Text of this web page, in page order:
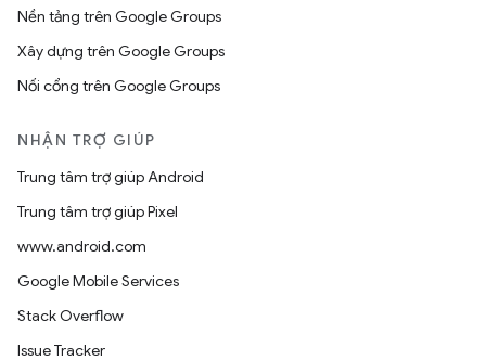
Nền tảng trên Google Groups
Xây dựng trên Google Groups
Nối cổng trên Google Groups
NHẬN TRỢ GIÚP
Trung tâm trợ giúp Android
Trung tâm trợ giúp Pixel
www.android.com
Google Mobile Services
Stack Overflow
Issue Tracker